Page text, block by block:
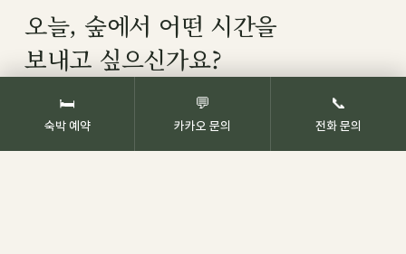
오늘, 숲에서 어떤 시간을
보내고 싶으신가요?
🛏
숙박 예약
💬
카카오 문의
📞
전화 문의